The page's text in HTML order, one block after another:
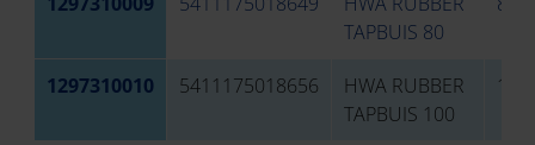
TAPBUIS 80
1297310010 5411175018656
HWA RUBBER
TAPBUIS 100